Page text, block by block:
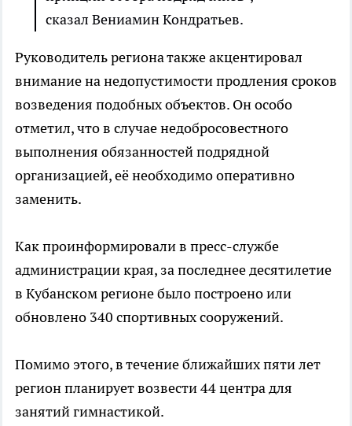
сказал Вениамин Кондратьев.
Руководитель региона также акцентировал
внимание на недопустимости продления сроков
возведения подобных объектов. Он особо
отметил, что в случае недобросовестного
выполнения обязанностей подрядной
организацией, её необходимо оперативно
заменить.
Как проинформировали в пресс-службе
администрации края, за последнее десятилетие
в Кубанском регионе было построено или
обновлено 340 спортивных сооружений.
Помимо этого, в течение ближайших пяти лет
регион планирует возвести 44 центра для
занятий гимнастикой.